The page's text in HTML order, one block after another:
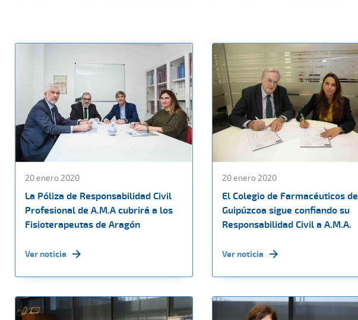
20 enero 2020
La Póliza de Responsabilidad Civil
Profesional de A.M.A cubrirá a los
Fisioterapeutas de Aragón
Ver noticia
20 enero 2020
El Colegio de Farmacéuticos de
Guipúzcoa sigue confiando su
Responsabilidad Civil a A.M.A.
Ver noticia